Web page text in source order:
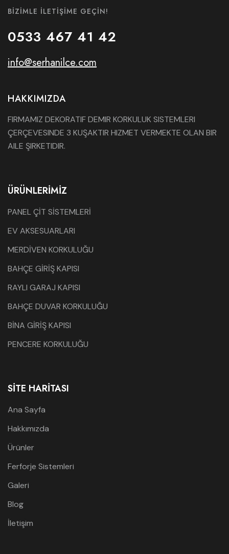
BIZIMLE İLETIŞIME GEÇIN!
0533 467 41 42
info@serhanilce.com
HAKKIMIZDA
FIRMAMIZ DEKORATIF DEMIR KORKULUK SISTEMLERI
ÇERÇEVESINDE 3 KUŞAKTIR HIZMET VERMEKTE OLAN BIR
AILE ŞIRKETIDIR.
ÜRÜNLERIMIZ
PANEL ÇİT SİSTEMLERİ
EV AKSESUARLARI
MERDİVEN KORKULUĞU
BAHÇE GİRİŞ KAPISI
RAYLI GARAJ KAPISI
BAHÇE DUVAR KORKULUĞU
BİNA GİRİŞ KAPISI
PENCERE KORKULUĞU
SITE HARITASI
Ana Sayfa
Hakkımızda
Ürünler
Ferforje Sistemleri
Galeri
Blog
İletişim